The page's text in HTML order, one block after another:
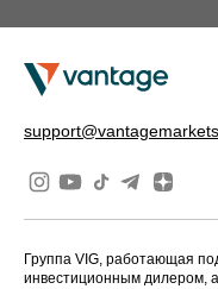
Группа VIG, работающая
инвестиционным дилером,